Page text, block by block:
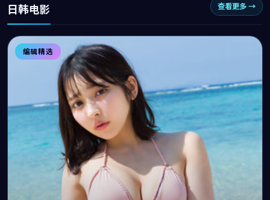
日韩电影 查看更多 →
编辑精选